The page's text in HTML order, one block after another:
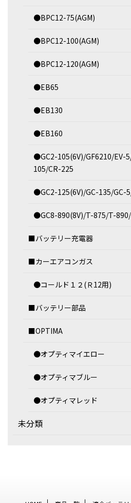
●BPC12-75(AGM)
●BPC12-100(AGM)
●BPC12-120(AGM)
●EB65
●EB130
●EB160
●GC2-105(6V)/GF6210/EV-
105/CR-225
●GC2-125(6V)/GC-135/GC-
●GC8-890(8V)/T-875/T-
■バッテリー充電器
■カーエアコンガス
●コールド１２(Ｒ12用)
■バッテリー部品
■OPTIMA
●オプティマイエロー
●オプティマブルー
●オプティマレッド
未分類